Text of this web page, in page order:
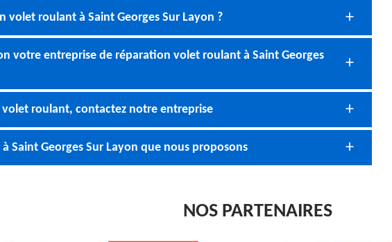
volet roulant à Saint Georges Sur Layon ?
votre entreprise de réparation volet roulant à Saint Georges
roulant, contactez notre entreprise
Saint Georges Sur Layon que nous proposons
NOS PARTENAIRES